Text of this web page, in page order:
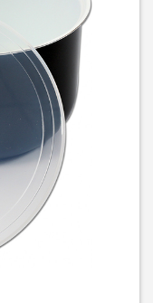
скороварка
72-B
грн